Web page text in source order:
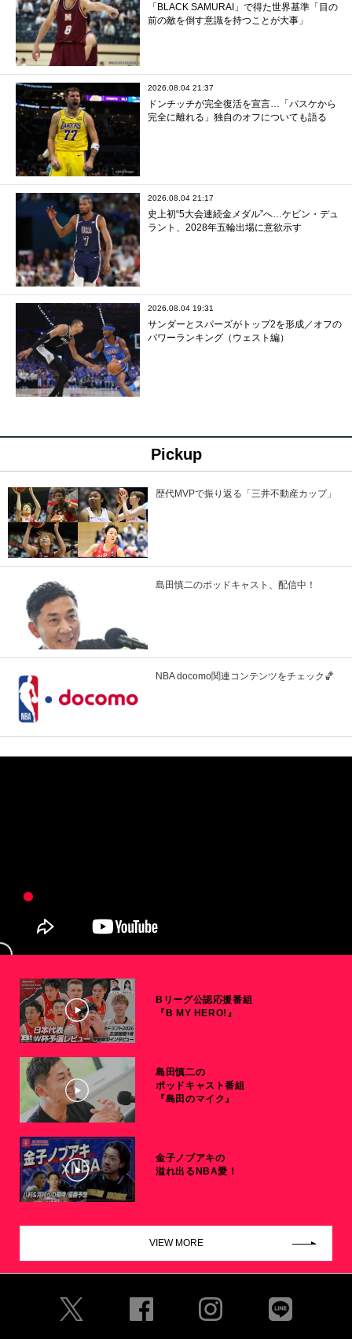
「BLACK SAMURAI」で得た世界基準「目の
前の敵を倒す意識を持つことが大事」
2026.08.04 21:37
ドンチッチが完全復活を宣言…「バスケから
完全に離れる」独自のオフについても語る
2026.08.04 21:17
史上初“5大会連続金メダル”へ…ケビン・デュ
ラント、2028年五輪出場に意欲示す
2026.08.04 19:31
サンダーとスパーズがトップ2を形成／オフの
パワーランキング（ウェスト編）
Pickup
歴代MVPで振り返る「三井不動産カップ」
島田慎二のポッドキャスト、配信中！
NBA docomo関連コンテンツをチェック🏀
Bリーグ公認応援番組
『B MY HERO!』
島田慎二の
ポッドキャスト番組
『島田のマイク』
金子ノブアキの
溢れ出るNBA愛！
VIEW MORE